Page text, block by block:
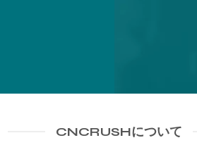
CNCRUSHについて